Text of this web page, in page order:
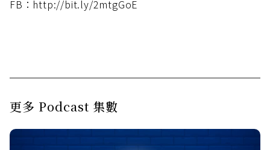
FB：http://bit.ly/2mtgGoE
更多 Podcast 集數